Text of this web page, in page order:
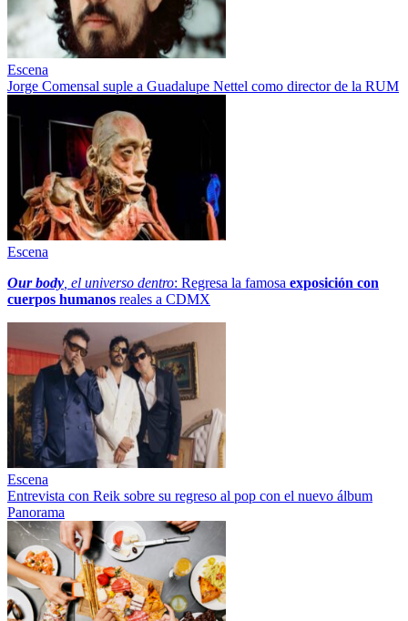
Escena
Jorge Comensal suple a Guadalupe Nettel como director de la RUM
Escena
Our body, el universo dentro: Regresa la famosa exposición con
cuerpos humanos reales a CDMX
Escena
Entrevista con Reik sobre su regreso al pop con el nuevo álbum
Panorama